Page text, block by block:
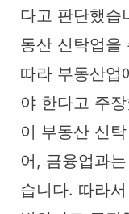
다고 판단했습
동산 신탁업을
따라 부동산업
야 한다고 주
이 부동산 신
어, 금융업과
습니다. 따라